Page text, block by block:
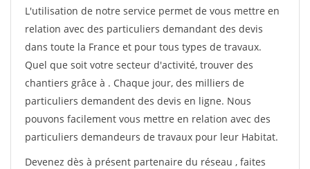
L'utilisation de notre service permet de vous mettre en
relation avec des particuliers demandant des devis
dans toute la France et pour tous types de travaux.
Quel que soit votre secteur d'activité, trouver des
chantiers grâce à . Chaque jour, des milliers de
particuliers demandent des devis en ligne. Nous
pouvons facilement vous mettre en relation avec des
particuliers demandeurs de travaux pour leur Habitat.
Devenez dès à présent partenaire du réseau , faites